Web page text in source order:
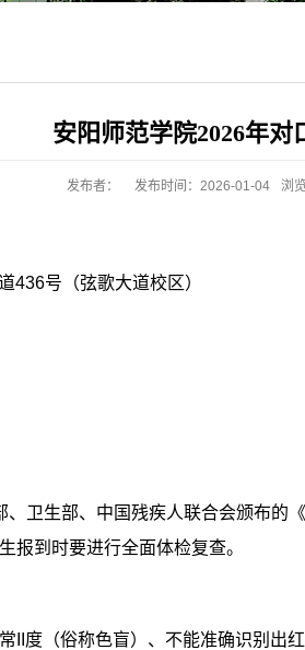
安阳师范学院2026年对
发布者： 发布时间：2026-01-04 浏
436号（弦歌大道校区）
、卫生部、中国残疾人联合会颁布的
报到时要进行全面体检复查。
度（俗称色盲）、不能准确识别出